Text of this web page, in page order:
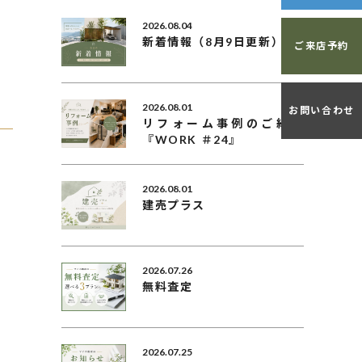
ご来店予約
お問い合わせ
2026.08.04
新着情報（8月9日更新）
2026.08.01
リフォーム事例のご紹介
『WORK ＃24』
2026.08.01
建売プラス
2026.07.26
無料査定
2026.07.25